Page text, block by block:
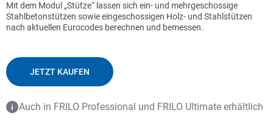
Mit dem Modul „Stütze“ lassen sich ein- und mehrgeschossige
Stahlbetonstützen sowie eingeschossigen Holz- und Stahlstützen
nach aktuellen Eurocodes berechnen und bemessen.
JETZT KAUFEN
Auch in FRILO Professional und FRILO Ultimate erhältlich